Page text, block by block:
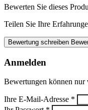
Bewerten Sie dieses
Teilen Sie Ihre
Bewertung schreiben
Anmelden
Bewertungen können nur
Ihre E-Mail-Adresse *